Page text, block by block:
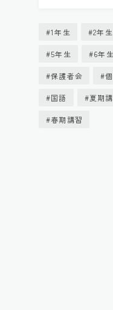
1年生 2年生
5年生 6年生
保護者会
国語 夏期
春期講習